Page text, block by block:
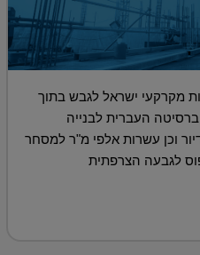
מקרקעי ישראל לגבש בתוך
העברית לבנייה
4,000 יחידות דיור וכן עשרות אלפי מ"ר למסחר
לגבעה הצרפתית